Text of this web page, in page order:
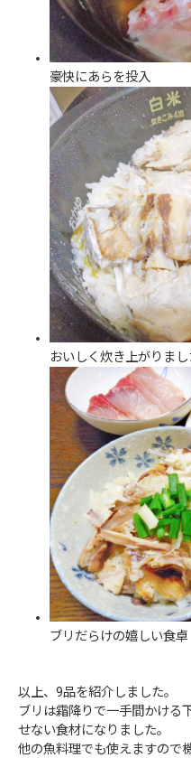
豪快にあらを投入
おいしく炊き上がりまし
ブリだらけの嬉しい食卓
以上、9品を紹介しました。
ブリは霜降りで一手間かける
せない食材になりました。
他の魚料理でも使えますので